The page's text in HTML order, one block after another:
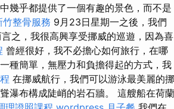
幾乎都提供了一個有趣的景色，而不是
竹整骨服務 9月23日星期一之後，我們
之，我很高興享受挪威的巡遊，因為喜
曾經很好，我不必擔心如何旅行，在哪
種簡單，無壓力和負擔得起的方式，我
在挪威航行，我們可以游泳最美麗的挪
瀑布構成陡峭的岩石牆。 這艘船在荷蘭